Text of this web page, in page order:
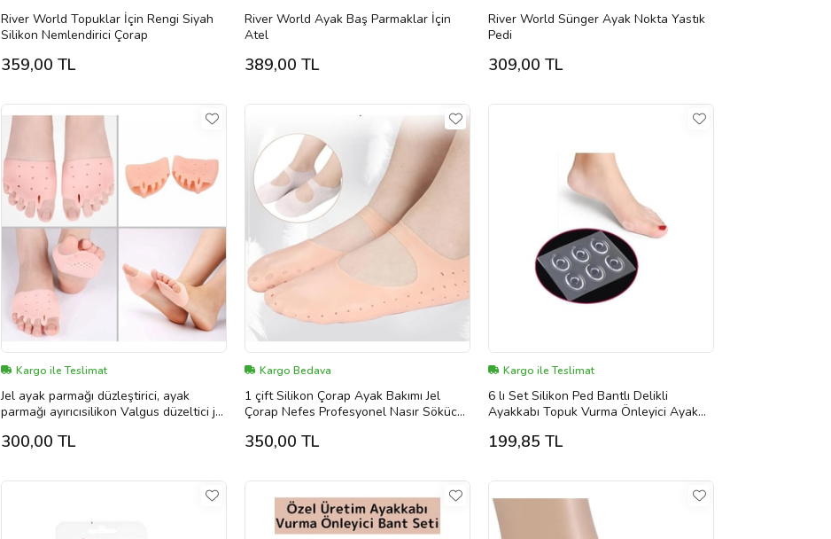
River World Topuklar İçin Rengi Siyah
Silikon Nemlendirici Çorap
359,00 TL
River World Ayak Baş Parmaklar İçin
Atel
389,00 TL
River World Sünger Ayak Nokta Yastık
Pedi
309,00 TL
Kargo ile Teslimat
Jel ayak parmağı düzleştirici, ayak
parmağı ayırıcısilikon Valgus düzeltici jel
300,00 TL
Kargo Bedava
1 çift Silikon Çorap Ayak Bakımı Jel
Çorap Nefes Profesyonel Nasır Sökücü
350,00 TL
Kargo ile Teslimat
6 lı Set Silikon Ped Bantlı Delikli
Ayakkabı Topuk Vurma Önleyici Ayak
199,85 TL